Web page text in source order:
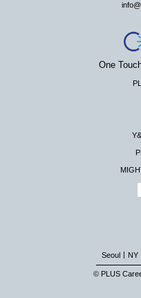
One
Seoul NY
© PLUS